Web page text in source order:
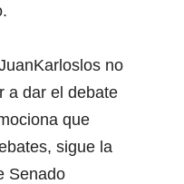
.
no
a dar el debate
que
sigue la
Senado